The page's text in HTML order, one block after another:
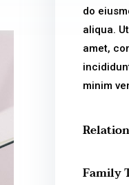
do
aliqua.
amet,
minim
Family